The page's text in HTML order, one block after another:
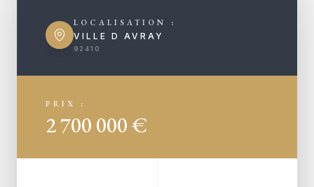
LOCALISATION :
VILLE D AVRAY
92410
PRIX :
2 700 000 €